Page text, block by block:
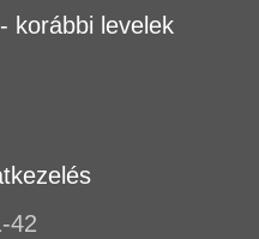
korábbi levelek
42